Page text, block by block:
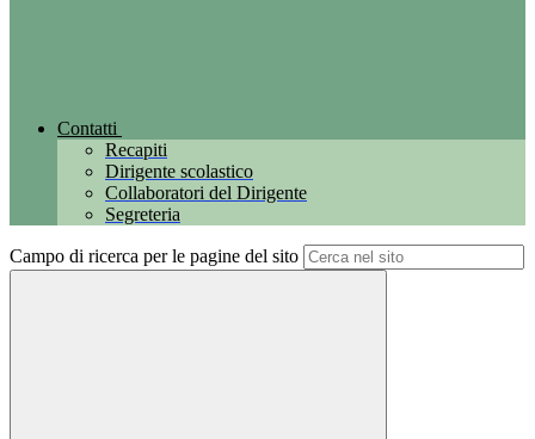
Contatti
Recapiti
Dirigente scolastico
Collaboratori del Dirigente
Segreteria
Campo di ricerca per le pagine del sito